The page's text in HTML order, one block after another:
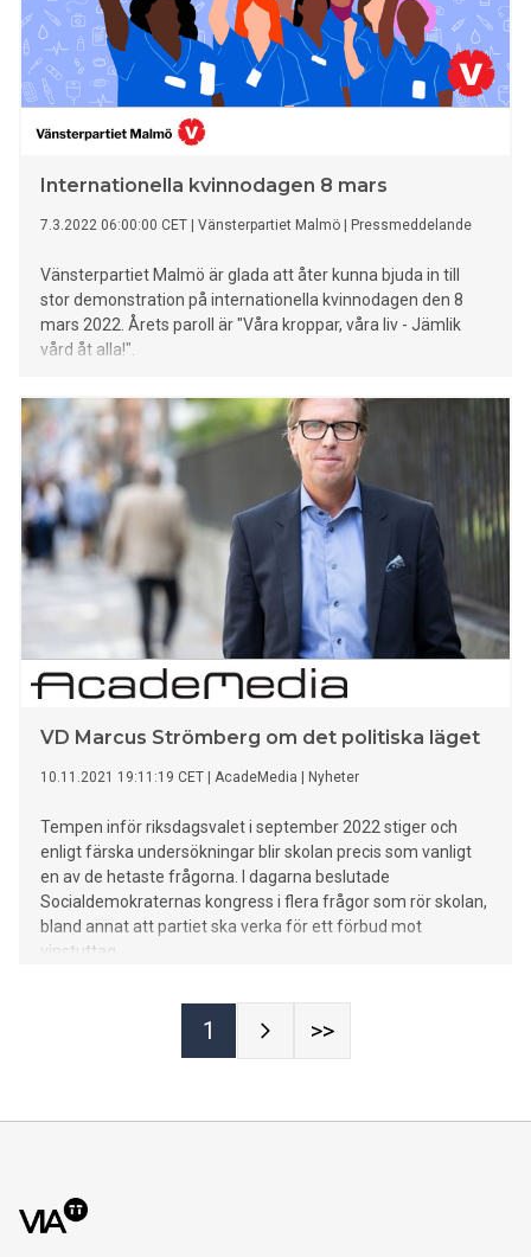
Internationella kvinnodagen 8 mars
7.3.2022 06:00:00 CET Vänsterpartiet Malmö Pressmeddelande
Vänsterpartiet Malmö är glada att åter kunna bjuda in till
stor demonstration på internationella kvinnodagen den 8
mars 2022. Årets paroll är "Våra kroppar, våra liv - Jämlik
vård åt alla!".
VD Marcus Strömberg om det politiska läget
10.11.2021 19:11:19 CET AcadeMedia Nyheter
Tempen inför riksdagsvalet i september 2022 stiger och
enligt färska undersökningar blir skolan precis som vanligt
en av de hetaste frågorna. I dagarna beslutade
Socialdemokraternas kongress i flera frågor som rör skolan,
bland annat att partiet ska verka för ett förbud mot
vinstuttag.
1 >>